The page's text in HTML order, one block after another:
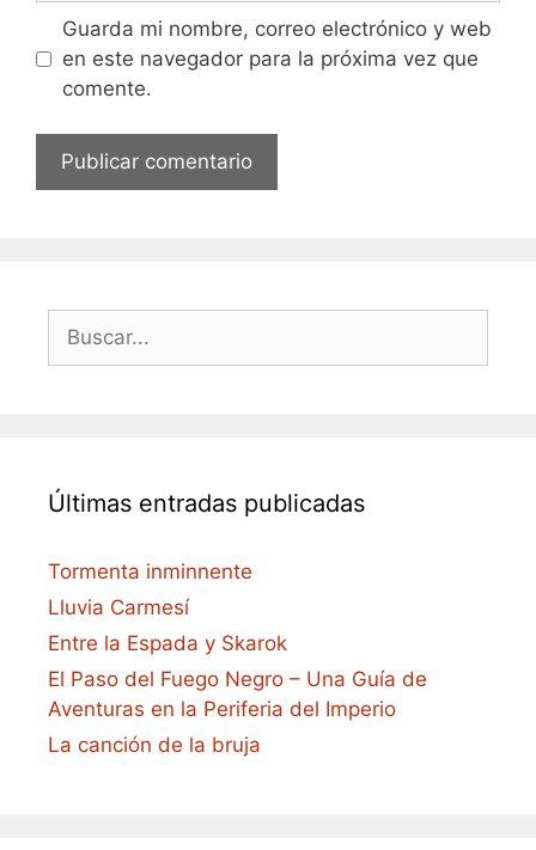
Guarda mi nombre, correo electrónico y web
en este navegador para la próxima vez que
comente.
Buscar:
Últimas entradas publicadas
Tormenta inminnente
Lluvia Carmesí
Entre la Espada y Skarok
El Paso del Fuego Negro – Una Guía de
Aventuras en la Periferia del Imperio
La canción de la bruja